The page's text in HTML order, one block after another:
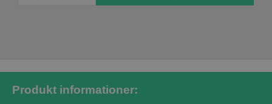
Produkt informationer: